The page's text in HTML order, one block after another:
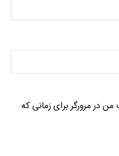
در مرورگر برای زمانی که